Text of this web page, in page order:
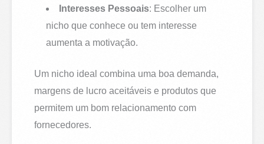
Interesses Pessoais: Escolher um
nicho que conhece ou tem interesse
aumenta a motivação.
Um nicho ideal combina uma boa demanda,
margens de lucro aceitáveis e produtos que
permitem um bom relacionamento com
fornecedores.